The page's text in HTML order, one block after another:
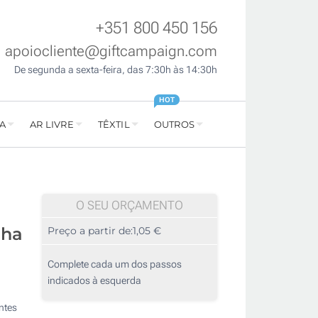
+351 800 450 156
apoiocliente@giftcampaign.com
De segunda a sexta-feira, das 7:30h às 14:30h
AR LIVRE TÊXTIL OUTROS
HOT
O SEU ORÇAMENTO
Preço a partir de:1,05 €
Complete cada um dos passos
indicados à esquerda